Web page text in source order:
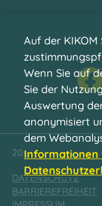
2026 © InstiKom
DATENSCHUTZ
BARRIEREFREIHEIT
Auf der
Wenn Sie auf
Sie der
Auswertung
anonymisiert
dem
Informationen